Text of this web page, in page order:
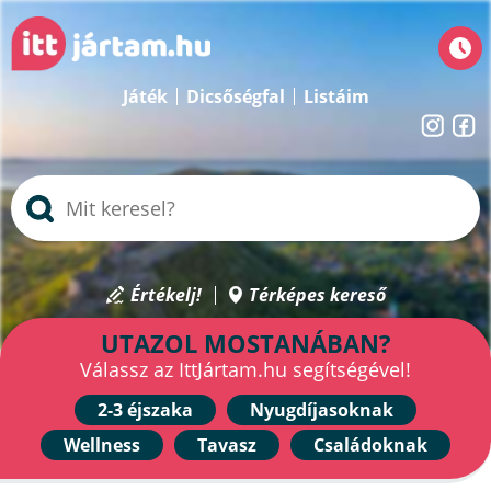
Játék Dicsőségfal Listáim
Értékelj! Térképes kereső
UTAZOL MOSTANÁBAN?
Válassz az IttJártam.hu segítségével!
2-3 éjszaka
Nyugdíjasoknak
Wellness
Tavasz Családoknak